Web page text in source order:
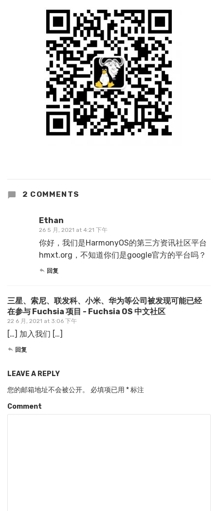
2 COMMENTS
Ethan
26 5 月, 2021 at 4:21 下午
你好，我们是HarmonyOS的第三方资讯社区平台
hmxt.org，不知道你们是google官方的平台吗？
回复
三星、索尼、联发科、小米、华为等公司被发现可能已经
在参与 Fuchsia 项目 - Fuchsia OS 中文社区
22 6 月, 2021 at 3:06 下午
[…] 加入我们 […]
回复
LEAVE A REPLY
您的邮箱地址不会被公开。
必填项已用 *标注
Comment